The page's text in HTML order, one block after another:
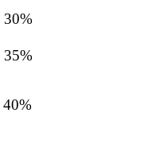
30%
35%
40%